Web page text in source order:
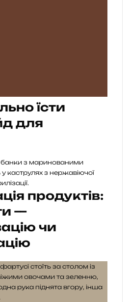
їсти
для
продуктів:
—
чи